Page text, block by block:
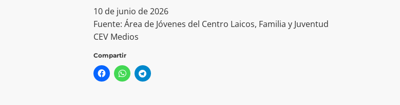
10 de junio de 2026
Fuente: Área de Jóvenes del Centro Laicos, Familia y Juventud
CEV Medios
Compartir